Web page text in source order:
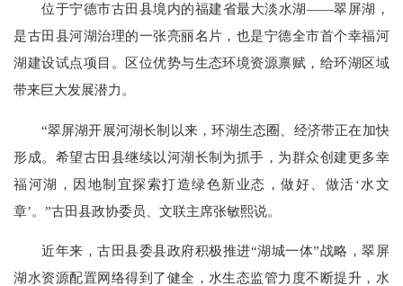
位于宁德市古田县境内的福建省最大淡水湖——翠屏湖，
是古田县河湖治理的一张亮丽名片，也是宁德全市首个幸福河
湖建设试点项目。区位优势与生态环境资源禀赋，给环湖区域
带来巨大发展潜力。
“翠屏湖开展河湖长制以来，环湖生态圈、经济带正在加快
形成。希望古田县继续以河湖长制为抓手，为群众创建更多幸
福河湖，因地制宜探索打造绿色新业态，做好、做活‘水文
章’。”古田县政协委员、文联主席张敏熙说。
近年来，古田县委县政府积极推进“湖城一体”战略，翠屏
湖水资源配置网络得到了健全，水生态监管力度不断提升，水